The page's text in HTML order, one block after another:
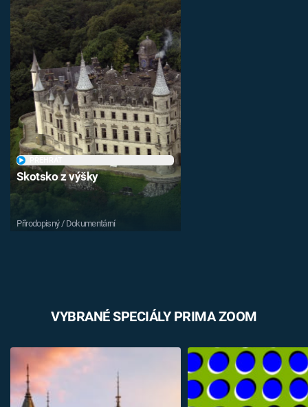
Skotsko z výšky
Přírodopisný / Dokumentární
VYBRANÉ SPECIÁLY PRIMA ZOOM